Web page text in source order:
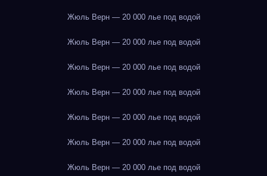
Жюль Верн — 20 000 лье под водой
Жюль Верн — 20 000 лье под водой
Жюль Верн — 20 000 лье под водой
Жюль Верн — 20 000 лье под водой
Жюль Верн — 20 000 лье под водой
Жюль Верн — 20 000 лье под водой
Жюль Верн — 20 000 лье под водой